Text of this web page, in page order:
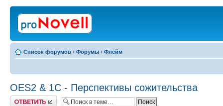
Список форумов ‹ Форумы ‹ Флейм
OES2 & 1C - Перспективы сожительства
Ответить